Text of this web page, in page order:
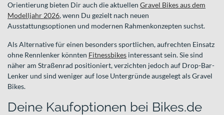
Orientierung bieten Dir auch die aktuellen Gravel Bikes aus dem
Modelljahr 2026, wenn Du gezielt nach neuen
Ausstattungsoptionen und modernen Rahmenkonzepten suchst.
Als Alternative für einen besonders sportlichen, aufrechten Einsatz
ohne Rennlenker könnten Fitnessbikes interessant sein. Sie sind
näher am Straßenrad positioniert, verzichten jedoch auf Drop-Bar-
Lenker und sind weniger auf lose Untergründe ausgelegt als Gravel
Bikes.
Deine Kaufoptionen bei Bikes.de